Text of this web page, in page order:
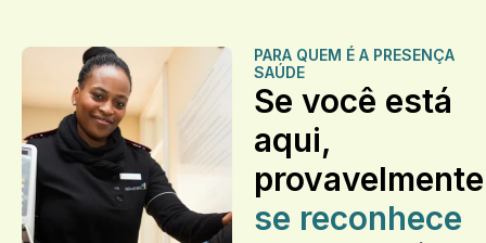
PARA QUEM É A PRESENÇA
SAÚDE
Se você está
aqui,
provavelmente
se reconhece